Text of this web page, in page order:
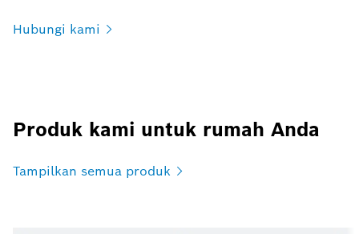
Hubungi kami
Produk kami untuk rumah Anda
Tampilkan semua produk